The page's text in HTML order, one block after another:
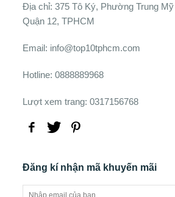
Ðịa chỉ: 375 Tô Ký, Phường Trung Mỹ
Quận 12, TPHCM
Email: info@top10tphcm.com
Hotline: 0888889968
Lượt xem trang: 0317156768
Đăng kí nhận mã khuyến mãi